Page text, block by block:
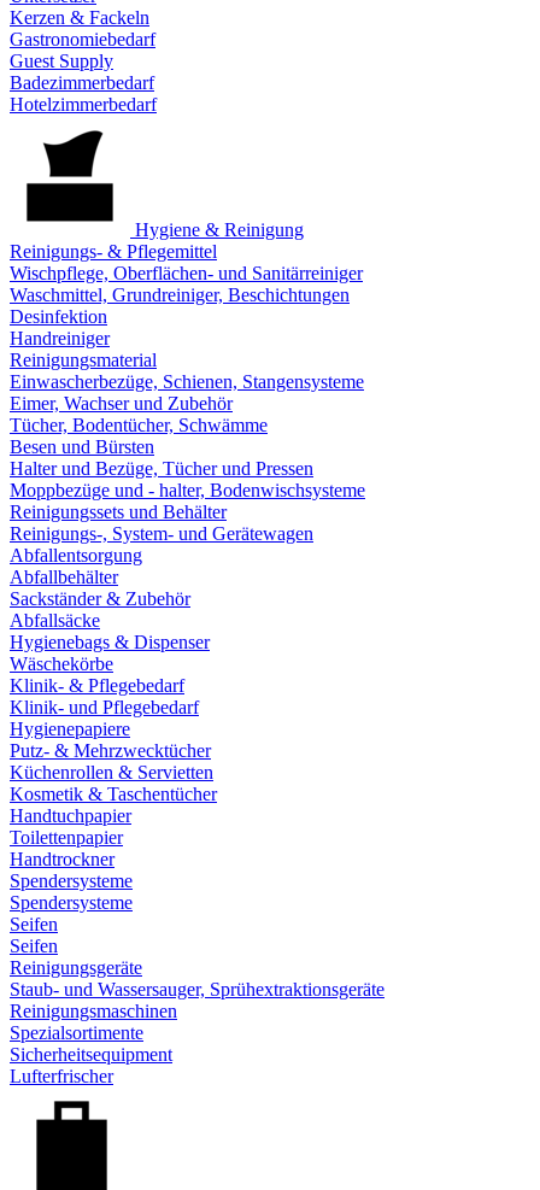
Kerzen & Fackeln
Gastronomiebedarf
Guest Supply
Badezimmerbedarf
Hotelzimmerbedarf
Hygiene & Reinigung
Reinigungs- & Pflegemittel
Wischpflege, Oberflächen- und Sanitärreiniger
Waschmittel, Grundreiniger, Beschichtungen
Desinfektion
Handreiniger
Reinigungsmaterial
Einwascherbezüge, Schienen, Stangensysteme
Eimer, Wachser und Zubehör
Tücher, Bodentücher, Schwämme
Besen und Bürsten
Halter und Bezüge, Tücher und Pressen
Moppbezüge und - halter, Bodenwischsysteme
Reinigungssets und Behälter
Reinigungs-, System- und Gerätewagen
Abfallentsorgung
Abfallbehälter
Sackständer & Zubehör
Abfallsäcke
Hygienebags & Dispenser
Wäschekörbe
Klinik- & Pflegebedarf
Klinik- und Pflegebedarf
Hygienepapiere
Putz- & Mehrzwecktücher
Küchenrollen & Servietten
Kosmetik & Taschentücher
Handtuchpapier
Toilettenpapier
Handtrockner
Spendersysteme
Spendersysteme
Seifen
Seifen
Reinigungsgeräte
Staub- und Wassersauger, Sprühextraktionsgeräte
Reinigungsmaschinen
Spezialsortimente
Sicherheitsequipment
Lufterfrischer